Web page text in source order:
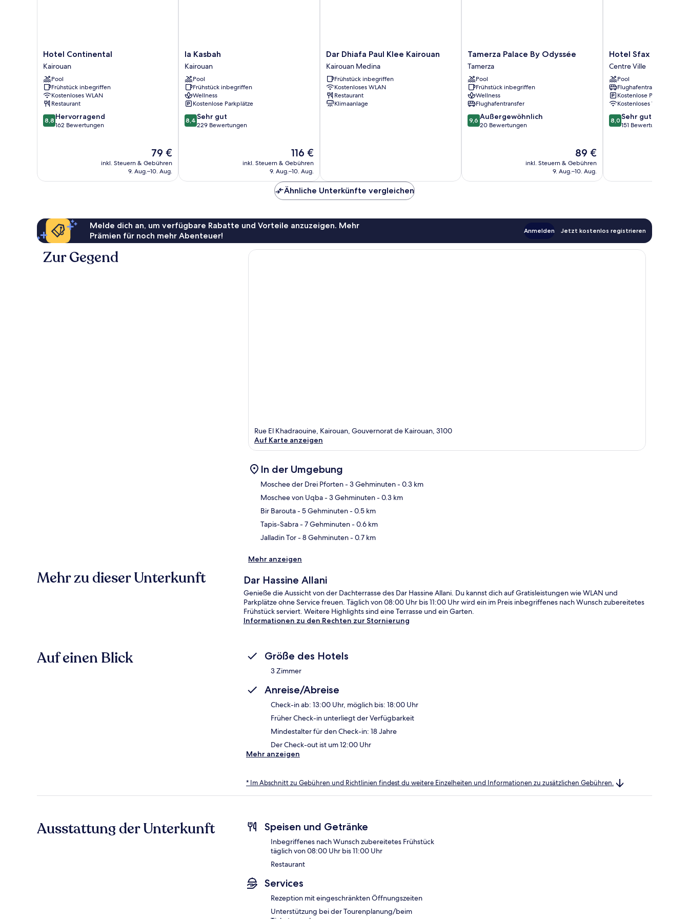
Hotel
Continental
Kairouan
Hotel Continental
Kairouan
Pool
Frühstück inbegriffen
Kostenloses WLAN
Restaurant
8.8
von
8,8 Hervorragend
162 Bewertungen
Der
Preis
beträgt
79 €
inkl. Steuern & Gebühren
9. Aug.–10. Aug.
la
Kasbah
Kairouan
la Kasbah
Kairouan
Pool
Frühstück inbegriffen
Wellness
Kostenlose Parkplätze
8.4
von
8,4 Sehr gut
229 Bewertungen
Der
Preis
beträgt
116 €
inkl. Steuern & Gebühren
9. Aug.–10. Aug.
Dar
Dhiafa
Paul
Klee
Kairouan
Kairouan
Medina
Dar Dhiafa Paul Klee Kairouan
Kairouan Medina
Frühstück inbegriffen
Kostenloses WLAN
Restaurant
Klimaanlage
Tamerza
Palace
By
Odyssée
Tamerza
Tamerza Palace By Odyssée
Tamerza
Pool
Frühstück inbegriffen
Wellness
Flughafentransfer
9.6
von
9,6 Außergewöhnlich
20 Bewertungen
Der
Preis
beträgt
89 €
inkl. Steuern & Gebühren
9. Aug.–10. Aug.
Hotel
Sfax
Centre
Centre
Ville
Hotel Sfax Centre
Centre Ville
Pool
Flughafentransfer
Kostenlose Parkplätze
Kostenloses WLAN
8.0
von
8,0 Sehr gut
151 Bewertungen
Ähnliche Unterkünfte vergleichen
Melde dich an, um verfügbare Rabatte und Vorteile anzuzeigen. Mehr
Prämien für noch mehr Abenteuer!
Anmelden Jetzt kostenlos registrieren
Zur Gegend
Rue El Khadraouine, Kairouan, Gouvernorat de Kairouan, 3100
Auf Karte anzeigen
In der Umgebung
Moschee der Drei Pforten- 3 Gehminuten- 0.3 km
Moschee von Uqba- 3 Gehminuten- 0.3 km
Bir Barouta- 5 Gehminuten- 0.5 km
Tapis-Sabra- 7 Gehminuten- 0.6 km
Jalladin Tor- 8 Gehminuten- 0.7 km
Mehr anzeigen
Mehr zu dieser Unterkunft Dar Hassine Allani
Genieße die Aussicht von der Dachterrasse des Dar Hassine Allani. Du kannst dich auf Gratisleistungen wie WLAN und
Parkplätze ohne Service freuen. Täglich von 08:00 Uhr bis 11:00 Uhr wird ein im Preis inbegriffenes nach Wunsch zubereitetes
Frühstück serviert. Weitere Highlights sind eine Terrasse und ein Garten.
Informationen zu den Rechten zur Stornierung
Auf einen Blick Größe des Hotels
3 Zimmer
Anreise/Abreise
Check-in ab: 13:00 Uhr, möglich bis: 18:00 Uhr
Früher Check-in unterliegt der Verfügbarkeit
Mindestalter für den Check-in: 18 Jahre
Der Check-out ist um 12:00 Uhr
Mehr anzeigen
* Im Abschnitt zu Gebühren und Richtlinien findest du weitere Einzelheiten und Informationen zu zusätzlichen Gebühren.
Ausstattung der Unterkunft Speisen und Getränke
Inbegriffenes nach Wunsch zubereitetes Frühstück
täglich von 08:00 Uhr bis 11:00 Uhr
Restaurant
Services
Rezeption mit eingeschränkten Öffnungszeiten
Unterstützung bei der Tourenplanung/beim